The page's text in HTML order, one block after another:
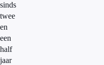
sinds
twee
en
een
half
jaar